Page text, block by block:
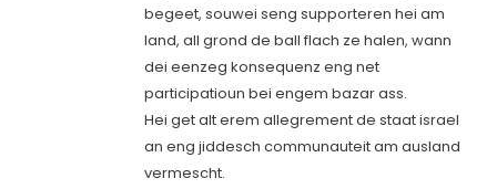
begeet, souwei seng supporteren hei am
land, all grond de ball flach ze halen, wann
dei eenzeg konsequenz eng net
participatioun bei engem bazar ass.
Hei get alt erem allegrement de staat israel
an eng jiddesch communauteit am ausland
vermescht.